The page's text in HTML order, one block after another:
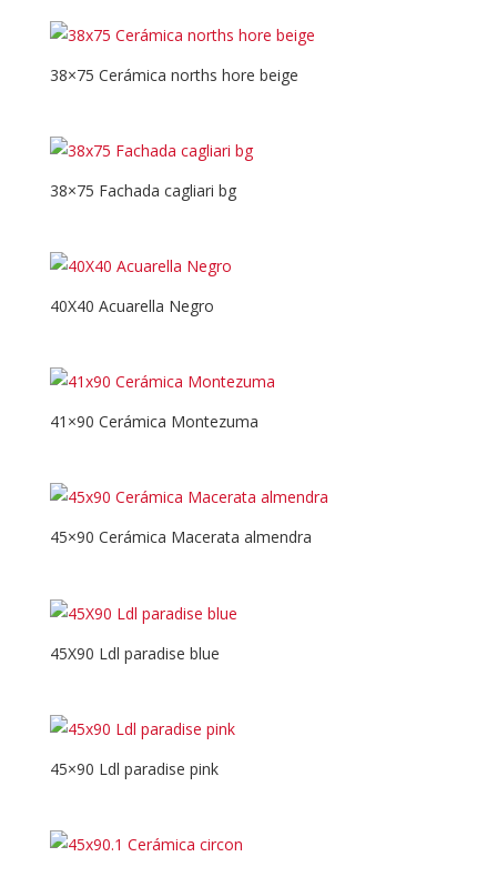
38×75 Cerámica norths hore beige
38×75 Fachada cagliari bg
40X40 Acuarella Negro
41×90 Cerámica Montezuma
45×90 Cerámica Macerata almendra
45X90 Ldl paradise blue
45×90 Ldl paradise pink